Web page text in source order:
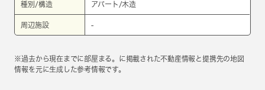
種別/構造 アパート/木造
周辺施設 -
※過去から現在までに部屋まる。に掲載された不動産情報と提携先の地図
情報を元に生成した参考情報です。